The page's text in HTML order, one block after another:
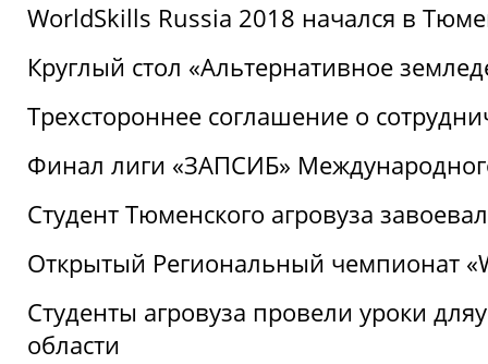
WorldSkills Russia 2018 начался в
Круглый стол «Альтернативное
Трехстороннее соглашение о
Финал лиги «ЗАПСИБ»
Студент Тюменского агровуза
Открытый Региональный чемпионат
Студенты агровуза провели уроки
области